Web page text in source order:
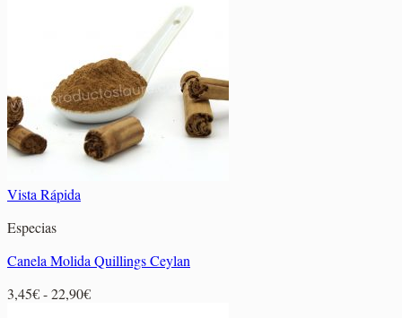
13,95€
Vista Rápida
Especias
Canela Molida Quillings Ceylan
3,45€-22,90€Rango